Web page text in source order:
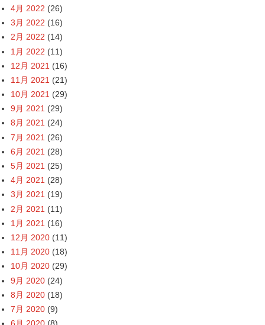
4月 2022 (26)
3月 2022 (16)
2月 2022 (14)
1月 2022 (11)
12月 2021 (16)
11月 2021 (21)
10月 2021 (29)
9月 2021 (29)
8月 2021 (24)
7月 2021 (26)
6月 2021 (28)
5月 2021 (25)
4月 2021 (28)
3月 2021 (19)
2月 2021 (11)
1月 2021 (16)
12月 2020 (11)
11月 2020 (18)
10月 2020 (29)
9月 2020 (24)
8月 2020 (18)
7月 2020 (9)